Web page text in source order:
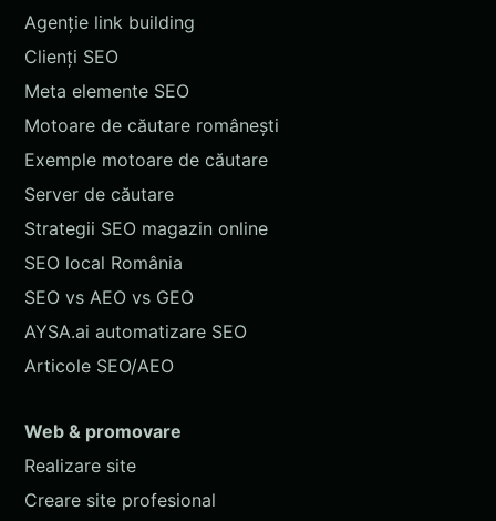
Agenție link building
Clienți SEO
Meta elemente SEO
Motoare de căutare românești
Exemple motoare de căutare
Server de căutare
Strategii SEO magazin online
SEO local România
SEO vs AEO vs GEO
AYSA.ai automatizare SEO
Articole SEO/AEO
Web & promovare
Realizare site
Creare site profesional